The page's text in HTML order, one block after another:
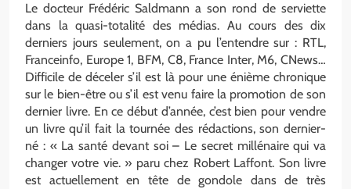
Le docteur Frédéric Saldmann a son rond de serviette
dans la quasi-totalité des médias. Au cours des dix
derniers jours seulement, on a pu l’entendre sur : RTL,
Franceinfo, Europe 1, BFM, C8, France Inter, M6, CNews…
Difficile de déceler s’il est là pour une énième chronique
sur le bien-être ou s’il est venu faire la promotion de son
dernier livre. En ce début d’année, c’est bien pour vendre
un livre qu’il fait la tournée des rédactions, son dernier-
né : « La santé devant soi – Le secret millénaire qui va
changer votre vie. » paru chez Robert Laffont. Son livre
est actuellement en tête de gondole dans de très